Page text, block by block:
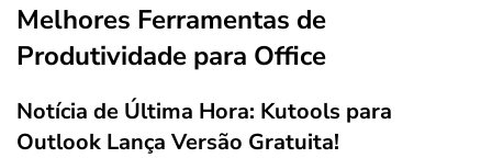
Melhores Ferramentas de
Produtividade para Office
Notícia de Última Hora: Kutools para
Outlook Lança Versão Gratuita!